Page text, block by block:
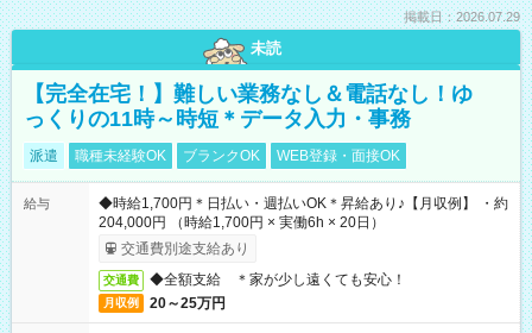
掲載日：2026.07.29
未読
【完全在宅！】難しい業務なし＆電話なし！ゆ
っくりの11時～時短＊データ入力・事務
派遣 職種未経験OK ブランクOK WEB登録・面接OK
給与
◆時給1,700円＊日払い・週払いOK＊昇給あり♪【月収例】 ・約
204,000円 （時給1,700円 × 実働6h × 20日）
交通費別途支給あり
交通費 ◆全額支給 ＊家が少し遠くても安心！
月収例 20～25万円